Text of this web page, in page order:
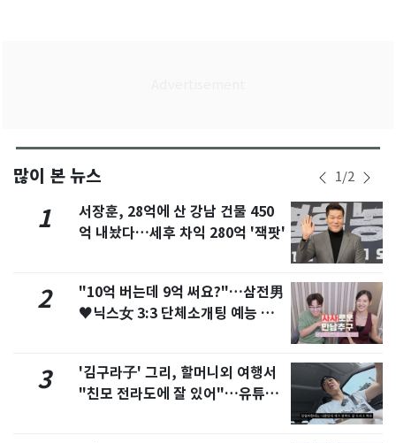
많이 본 뉴스 1/2
1
서장훈, 28억에 산 강남 건물 450
억 내놨다…세후 차익 280억 '잭팟'
2
"10억 버는데 9억 써요?"…삼전男
♥닉스女 3:3 단체소개팅 예능 화
3
'김구라子' 그리, 할머니외 여행서
"친모 전라도에 잘 있어"…유튜브